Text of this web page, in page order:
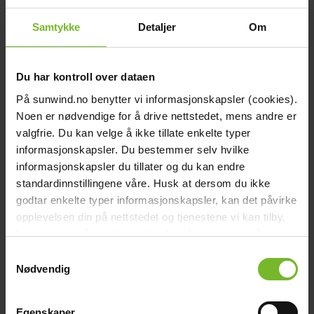
Samtykke Detaljer Om
Du har kontroll over dataen
På sunwind.no benytter vi informasjonskapsler (cookies).
Noen er nødvendige for å drive nettstedet, mens andre er
valgfrie. Du kan velge å ikke tillate enkelte typer
informasjonskapsler. Du bestemmer selv hvilke
informasjonskapsler du tillater og du kan endre
standardinnstillingene våre. Husk at dersom du ikke
godtar enkelte typer informasjonskapsler, kan det påvirke
opplevelsen din på nettstedet og tjenestene vi kan tilby.
Les mer om vårcookiepolicyher. Les mer om våre
Nødvendig
chevron_right
chevron_right
Grill & Fritid Grill & Fritid
chevron_right
Grilltillbehör chevron_right
Bålpanna & Utespis chevron_right
Tillbehör till bålpanna chevron_right
Terrassvärmare chevron_right
Pizzaugn chevron_right
Krispaket chevron_right
Friluftsliv chevron_right
Lacanche Lacanche
Reservdelar - Värme
Reservdelar - Toalett